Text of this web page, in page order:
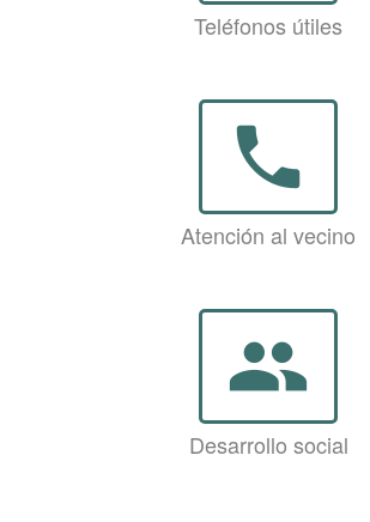
Teléfonos útiles
phone
Atención al vecino
group
Desarrollo social